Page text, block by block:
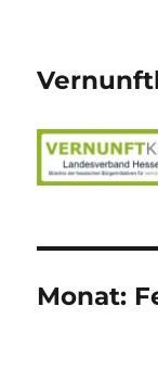
Monat: